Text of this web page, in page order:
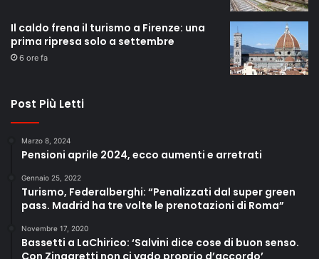
Il caldo frena il turismo a Firenze: una
prima ripresa solo a settembre
6 ore fa
Post Più Letti
Marzo 8, 2024
Pensioni aprile 2024, ecco aumenti e arretrati
Gennaio 25, 2022
Turismo, Federalberghi: “Penalizzati dal super green
pass. Madrid ha tre volte le prenotazioni di Roma”
Novembre 17, 2020
Bassetti a LaChirico: ‘Salvini dice cose di buon senso.
Con Zingaretti non ci vado proprio d’accordo’